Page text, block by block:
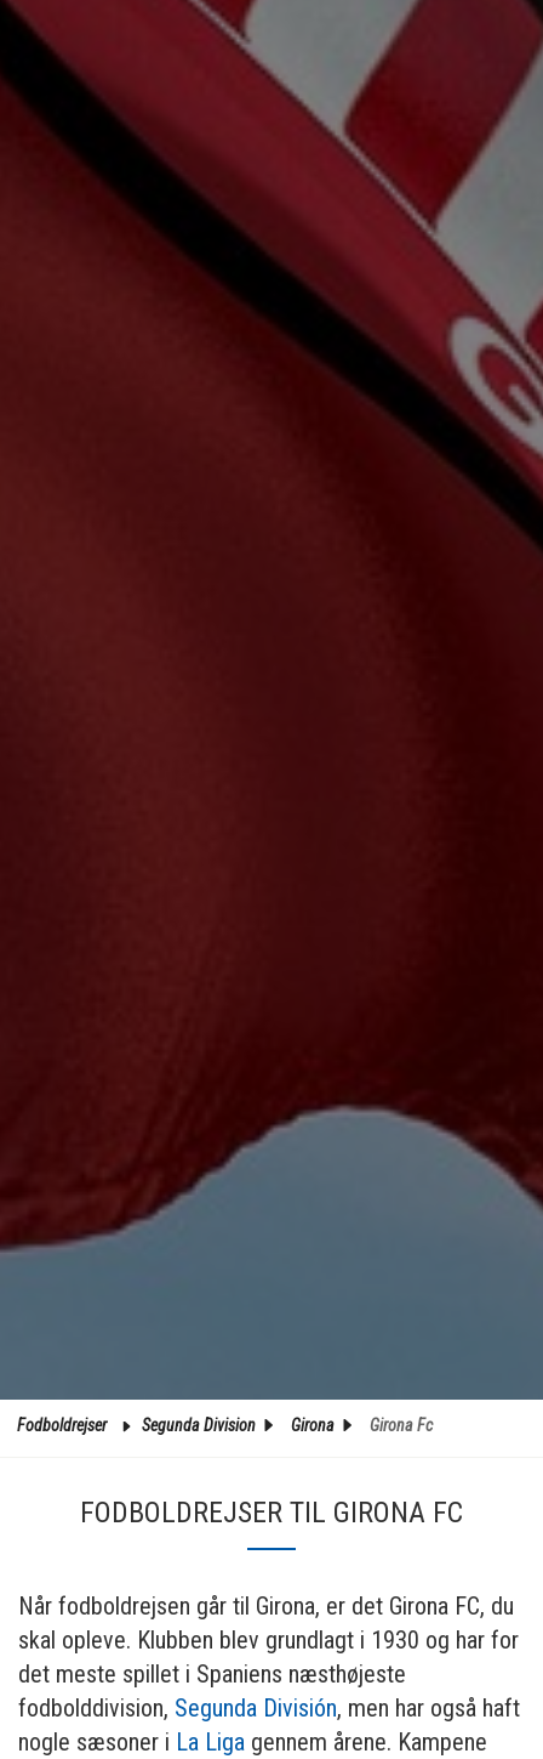
Fodboldrejser Segunda Division Girona Girona Fc
FODBOLDREJSER TIL GIRONA FC
Når fodboldrejsen går til Girona, er det Girona FC, du
skal opleve. Klubben blev grundlagt i 1930 og har for
det meste spillet i Spaniens næsthøjeste
fodbolddivision, Segunda División, men har også haft
nogle sæsoner i La Liga gennem årene. Kampene